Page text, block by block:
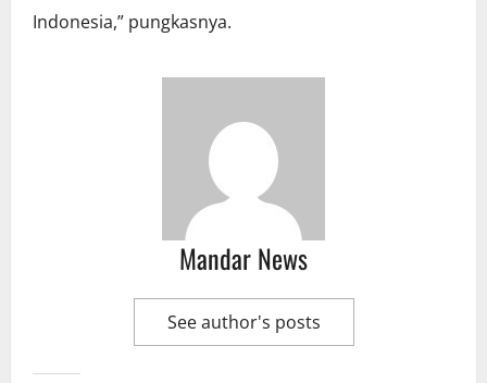
Indonesia,” pungkasnya.
Mandar News
See author's posts